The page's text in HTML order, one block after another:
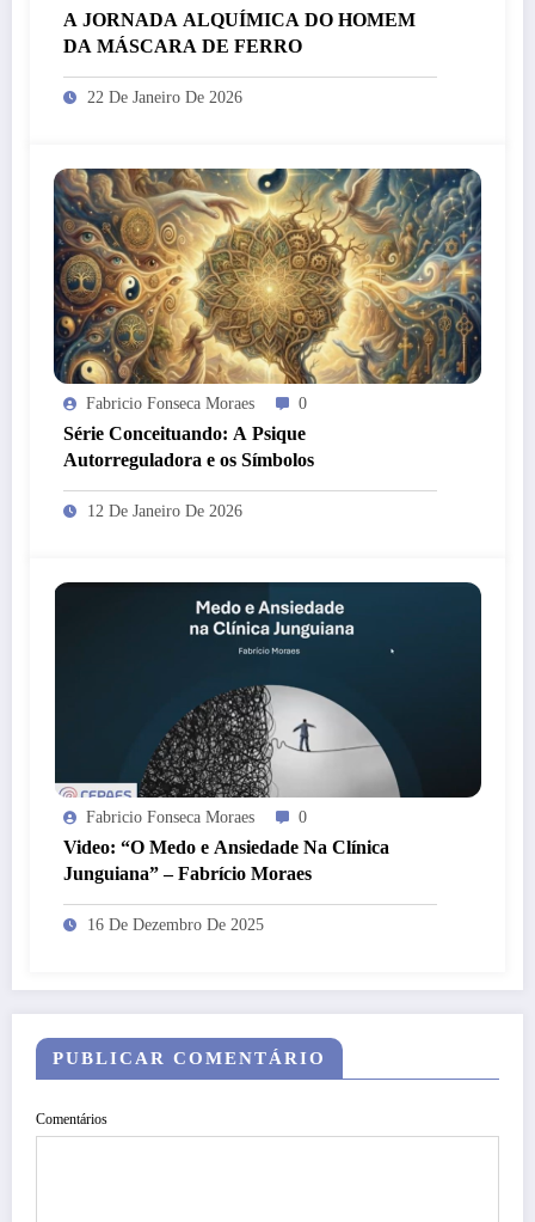
A JORNADA ALQUÍMICA DO HOMEM
DA MÁSCARA DE FERRO
22 De Janeiro De 2026
Fabricio Fonseca Moraes 0
Série Conceituando: A Psique
Autorreguladora e os Símbolos
12 De Janeiro De 2026
Fabricio Fonseca Moraes 0
Video: “O Medo e Ansiedade Na Clínica
Junguiana” – Fabrício Moraes
16 De Dezembro De 2025
PUBLICAR COMENTÁRIO
Comentários